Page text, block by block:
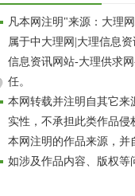
凡本网注明"来源：大理
属于中大理网|大理信息
信息资讯网站-大理供求
任。
本网转载并注明自其它来
实性，不承担此类作品
本网注明的作品来源，并
如涉及作品内容、版权等